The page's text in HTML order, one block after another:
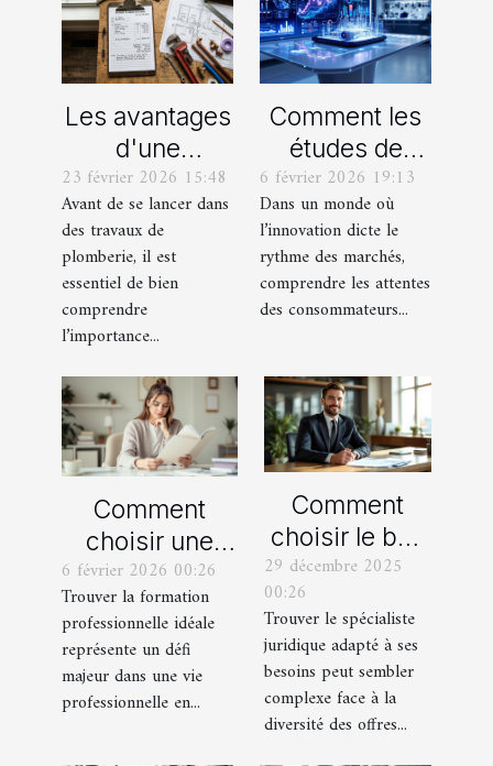
Les avantages
d'une
estimation
claire avant
tout travaux de
plomberie
23 février 2026 15:48
Avant de se lancer dans
des travaux de
plomberie, il est
essentiel de bien
comprendre
l’importance...
Comment les
études de
marché
façonnent-
elles les
produits de
demain ?
6 février 2026 19:13
Dans un monde où
l’innovation dicte le
rythme des marchés,
comprendre les attentes
des consommateurs...
Comment
choisir une
formation
professionnelle
adaptée à vos
besoins ?
6 février 2026 00:26
Trouver la formation
professionnelle idéale
représente un défi
majeur dans une vie
professionnelle en...
Comment
choisir le bon
spécialiste
juridique pour
vos besoins ?
29 décembre 2025
00:26
Trouver le spécialiste
juridique adapté à ses
besoins peut sembler
complexe face à la
diversité des offres...